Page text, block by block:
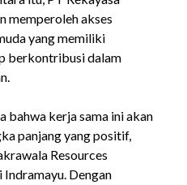
memperoleh akses
yang memiliki
berkontribusi dalam
bahwa kerja sama ini akan
panjang yang positif,
Resources
Dengan